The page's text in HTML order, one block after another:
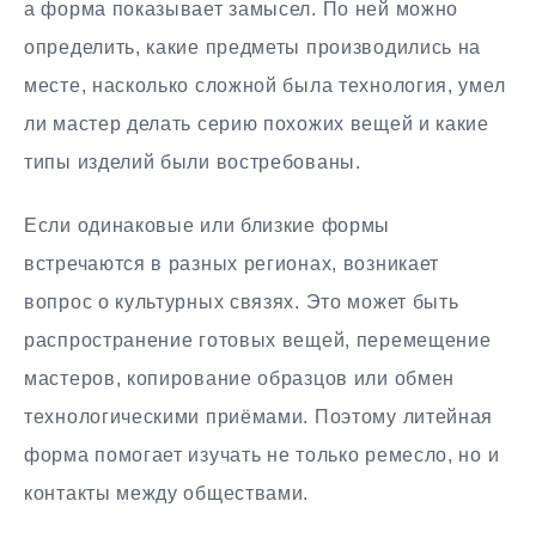
а форма показывает замысел. По ней можно
определить, какие предметы производились на
месте, насколько сложной была технология, умел
ли мастер делать серию похожих вещей и какие
типы изделий были востребованы.
Если одинаковые или близкие формы
встречаются в разных регионах, возникает
вопрос о культурных связях. Это может быть
распространение готовых вещей, перемещение
мастеров, копирование образцов или обмен
технологическими приёмами. Поэтому литейная
форма помогает изучать не только ремесло, но и
контакты между обществами.